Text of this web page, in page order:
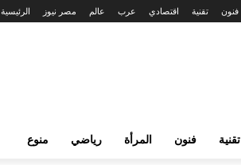
الرئيسية مصر نيوز عالم عرب اقتصادي تقنية فنون
تقنية فنون المرأة رياضي منوع